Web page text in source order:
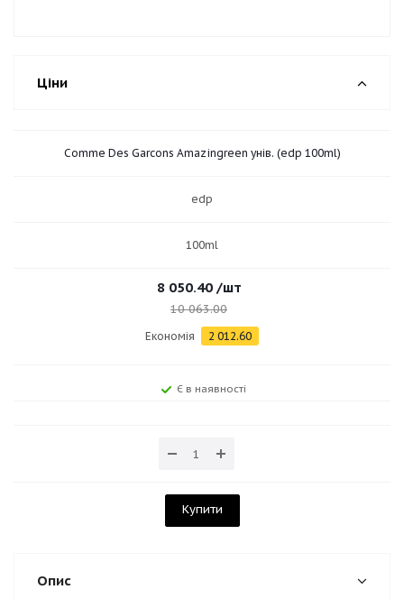
Ціни
Comme Des Garcons Amazingreen унів. (edp 100ml)
edp
100ml
8 050.40 /шт
10 063.00
Економія 2 012.60
Є в наявності
Купити
Опис